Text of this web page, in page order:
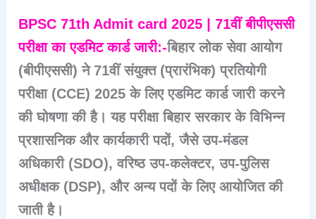
BPSC 71th Admit card 2025 | 71वीं बीपीएससी
परीक्षा का एडमिट कार्ड जारी:-बिहार लोक सेवा आयोग
(बीपीएससी) ने 71वीं संयुक्त (प्रारंभिक) प्रतियोगी
परीक्षा (CCE) 2025 के लिए एडमिट कार्ड जारी करने
की घोषणा की है। यह परीक्षा बिहार सरकार के विभिन्न
प्रशासनिक और कार्यकारी पदों, जैसे उप-मंडल
अधिकारी (SDO), वरिष्ठ उप-कलेक्टर, उप-पुलिस
अधीक्षक (DSP), और अन्य पदों के लिए आयोजित की
जाती है।